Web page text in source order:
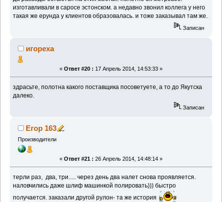
изготавливали в саросе эстонском. а недавно звонил коллега у него
такая же ерунда у клиентов образовалась. и тоже заказывал там же.
Записан
игореха
« Ответ #20 : 17 Апрель 2014, 14:53:33 »
здрасьте, полотна какого поставщика посоветуете, а то до Якутска
далеко.
Записан
Егор 163
Производители
« Ответ #21 : 26 Апрель 2014, 14:48:14 »
терли раз, два, три..... через день два налет снова проявляется.
наловчились даже шлиф машинкой полировать))) быстро
получается. заказали другой рулон- та же история